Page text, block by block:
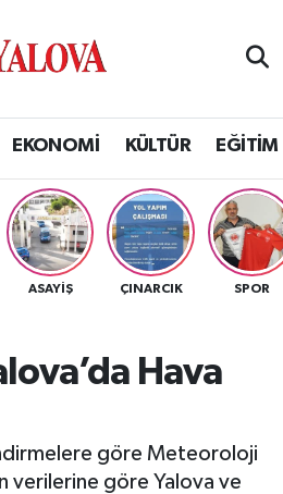
EKONOMİ KÜLTÜR EĞİTİM
ASAYİŞ ÇINARCIK SPOR
Hava
göre Meteoroloji
verilerine göre Yalova ve
Haritası